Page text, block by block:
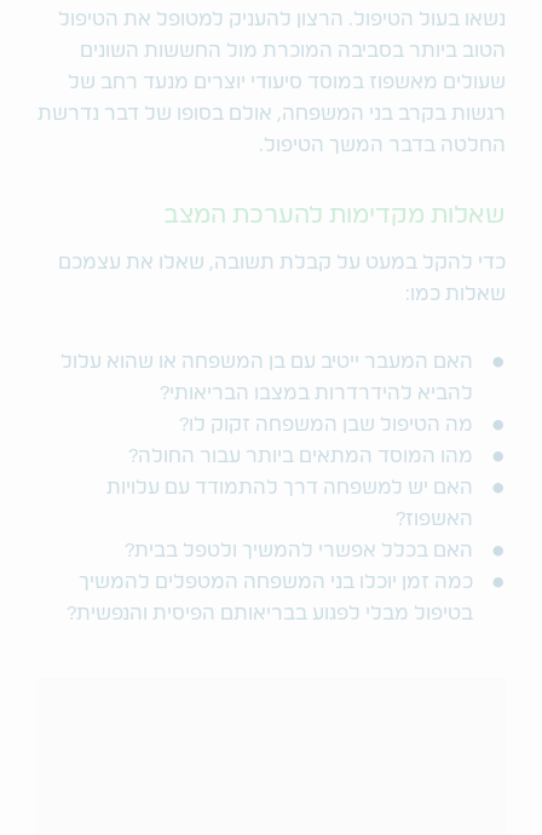
נשאו בעול הטיפול. הרצון להעניק למטופל את הטיפול
הטוב ביותר בסביבה המוכרת מול החששות השונים
שעולים מאשפוז במוסד סיעודי יוצרים מנעד רחב של
רגשות בקרב בני המשפחה, אולם בסופו של דבר נדרשת
החלטה בדבר המשך הטיפול.
שאלות מקדימות להערכת המצב
כדי להקל במעט על קבלת תשובה, שאלו את עצמכם
שאלות כמו:
האם המעבר ייטיב עם בן המשפחה או שהוא עלול
להביא להידרדרות במצבו הבריאותי?
מה הטיפול שבן המשפחה זקוק לו?
מהו המוסד המתאים ביותר עבור החולה?
האם יש למשפחה דרך להתמודד עם עלויות
האשפוז?
האם בכלל אפשרי להמשיך ולטפל בבית?
כמה זמן יוכלו בני המשפחה המטפלים להמשיך
בטיפול מבלי לפגוע בבריאותם הפיסית והנפשית?